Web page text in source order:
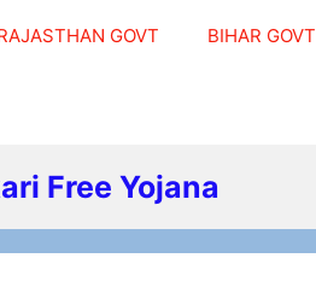
GOVT BIHAR GOVT
Free Yojana